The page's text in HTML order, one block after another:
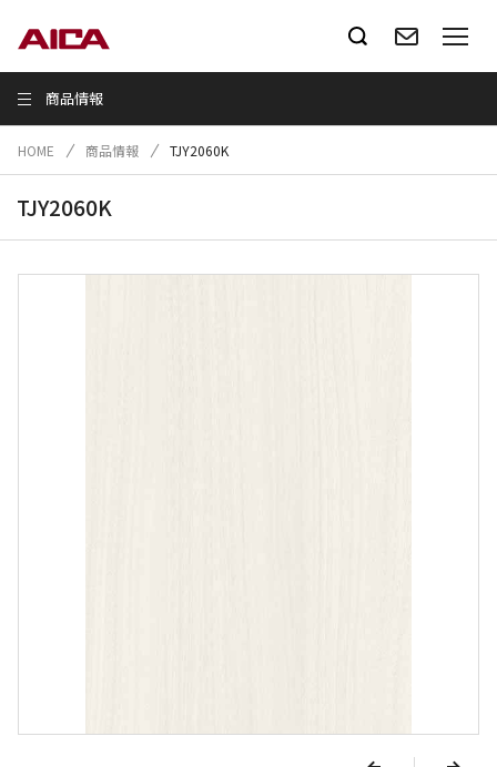
商品情報
HOME 商品情報 TJY2060K
TJY2060K
p
r